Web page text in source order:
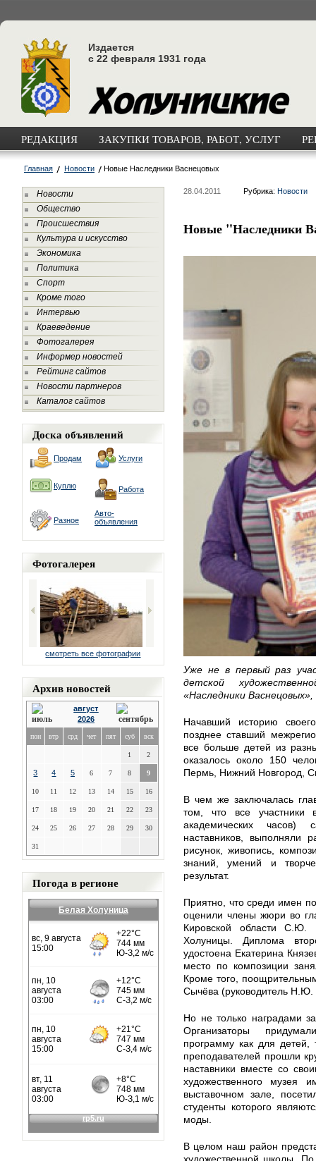
Издается
с 22 февраля 1931 года
РЕДАКЦИЯ ЗАКУПКИ ТОВАРОВ, РАБОТ, УСЛУГ
Главная Новости Новые Наследники Васнецовых
Новости
Общество
Происшествия
Культура и искусство
Экономика
Политика
Спорт
Кроме того
Интервью
Краеведение
Фотогалерея
Информер новостей
Рейтинг сайтов
Новости партнеров
Каталог сайтов
Доска объявлений
Продам Услуги
Куплю Работа
Разное
Авто-
объявления
Фотогалерея
смотреть все фотографии
Архив новостей
август
2026
пон втр срд чет пят суб вск
1 2
3 4 5 6 7 8 9
10 11 12 13 14 15 16
17 18 19 20 21 22 23
24 25 26 27 28 29 30
31
Погода в регионе
Белая Холуница
28.04.2011 Рубрика: Новости
Новые "Наследники
Уже не в первый раз
детской
«Наследники
Начавший историю
позднее ставший
все больше детей из
оказалось около 150
Пермь, Нижний Новгород,
В чем же заключалась
том, что все участники
академических часов)
наставников, выполняли
рисунок, живопись,
знаний, умений и
результат.
Приятно, что среди имен
оценили члены жюри во
Кировской области С.Ю.
Холуницы. Диплома
удостоена Екатерина
место по композиции
Кроме того,
Сычёва (руководитель Н.Ю.
Но не только наградами
Организаторы
программу как для
преподавателей прошли
наставники вместе со
художественного
выставочном зале,
студенты которого
моды.
В целом наш район